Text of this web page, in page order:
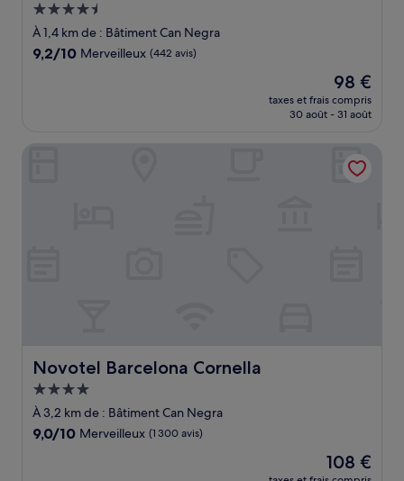
Hébergement
4.5 étoiles
À 1,4 km de : Bâtiment Can Negra
9.2
9,2/10 Merveilleux (442 avis)
Le
nouveau
prix
de
98 €
98 €
taxes et frais compris
30 août - 31 août
Novotel Barcelona Cornella
Novotel Barcelona Cornella
Hébergement
4.0 étoiles
À 3,2 km de : Bâtiment Can Negra
9.0
9,0/10 Merveilleux (1 300 avis)
Le
nouveau
108 €